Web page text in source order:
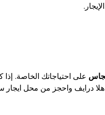
على احتياجاتك الخاصة.
درايف واحجز من محل ايجار